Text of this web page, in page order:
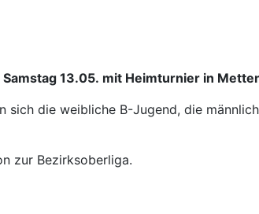
Samstag 13.05. mit Heimturnier in
die weibliche B-Jugend, die
zur Bezirksoberliga.